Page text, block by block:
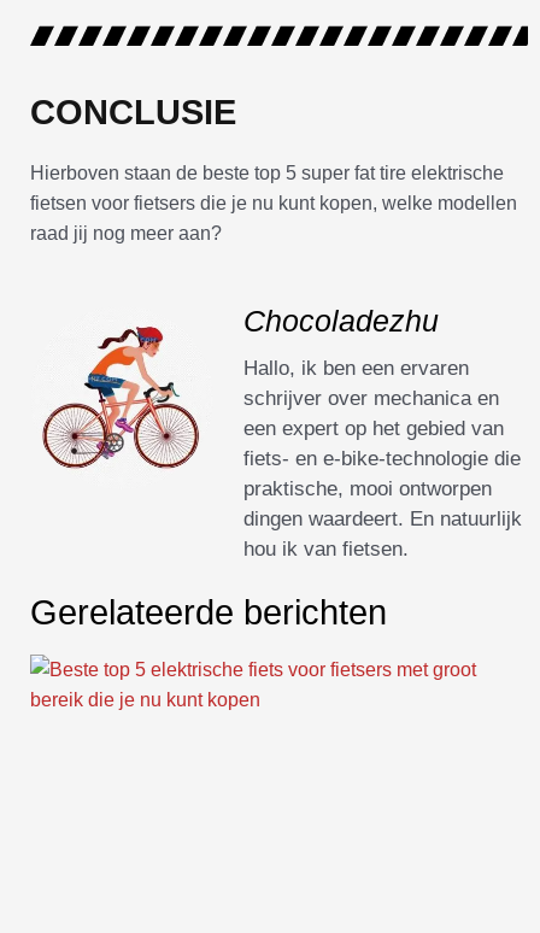
CONCLUSIE
Hierboven staan de beste top 5 super fat tire elektrische
fietsen voor fietsers die je nu kunt kopen, welke modellen
raad jij nog meer aan?
Chocoladezhu
Hallo, ik ben een ervaren
schrijver over mechanica en
een expert op het gebied van
fiets- en e-bike-technologie die
praktische, mooi ontworpen
dingen waardeert. En natuurlijk
hou ik van fietsen.
Gerelateerde berichten